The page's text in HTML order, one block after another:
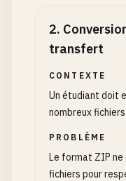
2.
transfert
CONTEXTE
Un étudiant doit
nombreux
PROBLÈME
Le format ZIP ne
fichiers pour